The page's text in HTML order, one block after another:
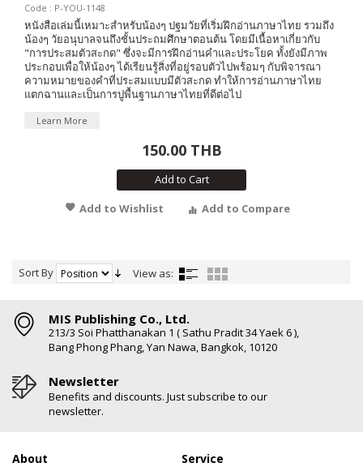
Code : P-YOU-1148
หนังสือเล่มนี้เหมาะสำหรับน้องๆ ปฐมวัยที่เริ่มฝึกอ่านภาษาไทย รวมถึง
น้องๆ วัยอนุบาลจนถึงชั้นประถมศึกษาตอนต้น โดยมีเนื้อหาเกี่ยวกับ
"การประสมตัวสะกด" ซึ่งจะมีการฝึกอ่านคำและประโยค ทั้งยังมีภาพ
ประกอบเพื่อให้น้องๆ ได้เรียนรู้สิ่งที่อยู่รอบตัวไปพร้อมๆ กับพิจารณา
ความหมายของคำที่ประสมแบบมีตัวสะกด ทำให้การอ่านภาษาไทย
แตกฉานและเป็นการปูพื้นฐานภาษาไทยที่ดีต่อไป
Learn More
150.00 THB
Add to Cart
Add to Wishlist
Add to Compare
Sort By View as:
MIS Publishing Co., Ltd.
213/3 Soi Phatthanakan 1 ( Sathu Pradit 34 Yaek 6 ),
Bang Phong Phang, Yan Nawa, Bangkok, 10120
Newsletter
Benefits and discounts. Just subscribe to our
newsletter.
About Service